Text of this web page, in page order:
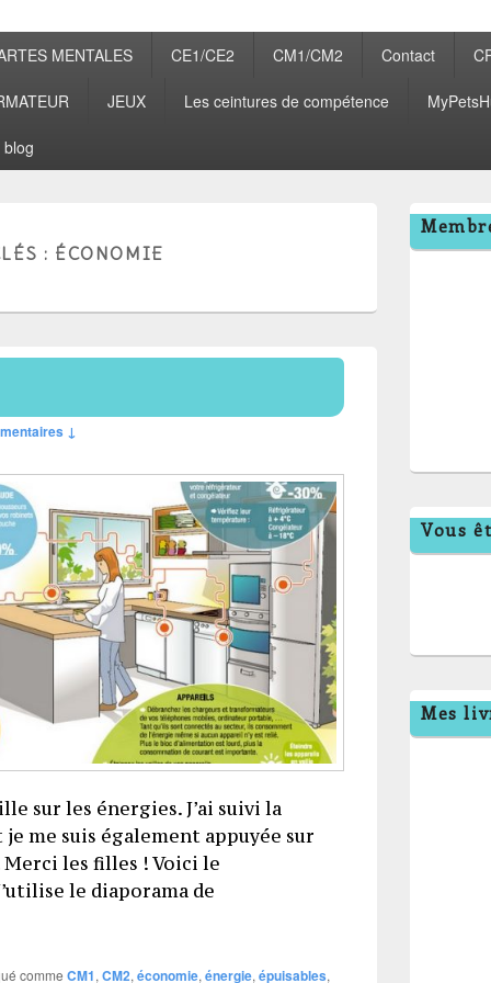
MENTALES CE1/CE2 CM1/CM2 Contact
JEUX Les ceintures de compétence
: ÉCONOMIE
↓
sur les énergies. J’ai suivi la
me suis également appuyée sur
les filles ! Voici le
le diaporama de
comme CM1, CM2, économie, énergie, épuisables,
Zone
principale
de
Vous
Mes